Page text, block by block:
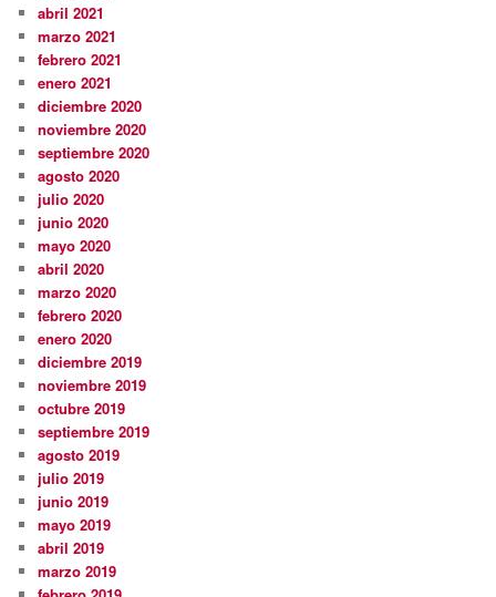
abril 2021
marzo 2021
febrero 2021
enero 2021
diciembre 2020
noviembre 2020
septiembre 2020
agosto 2020
julio 2020
junio 2020
mayo 2020
abril 2020
marzo 2020
febrero 2020
enero 2020
diciembre 2019
noviembre 2019
octubre 2019
septiembre 2019
agosto 2019
julio 2019
junio 2019
mayo 2019
abril 2019
marzo 2019